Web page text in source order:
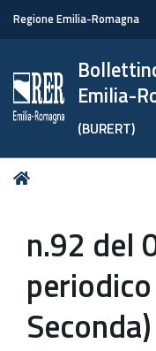
Regione Emilia-Romagna
Emilia-
(BURERT)
Tu
n.92 del
Seconda)